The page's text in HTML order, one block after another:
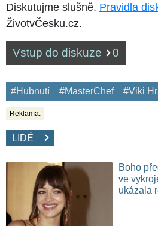
Diskutujme slušně. Pravidla
ŽivotvČesku.cz.
Vstup do diskuze 0
#Hubnutí #MasterChef #Viki
Reklama:
LIDÉ
Boho
ve
ukázala